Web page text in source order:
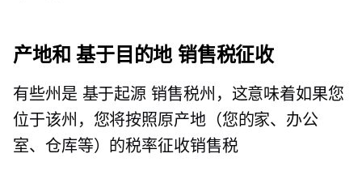
产地和基于目的地 销售税征收
有些州是 基于起源 销售税州，这意味着如果您
位于该州，您将按照原产地（您的家、办公
室、仓库等）的税率征收销售税